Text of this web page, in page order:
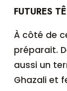
FUTURES
À côté de ces futurs diplomates et dirigeants, une autre élite se
préparait.
aussi un
Ghazali et